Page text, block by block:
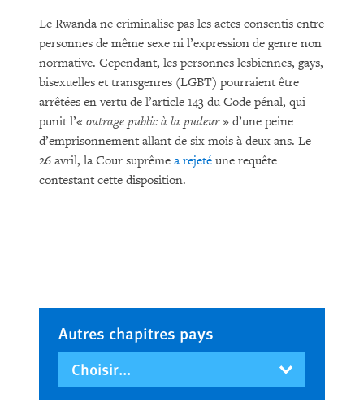
Le Rwanda ne criminalise pas les actes consentis entre
personnes de même sexe ni l’expression de genre non
normative. Cependant, les personnes lesbiennes, gays,
bisexuelles et transgenres (LGBT) pourraient être
arrêtées en vertu de l’article 143 du Code pénal, qui
punit l’« outrage public à la pudeur» d’une peine
d’emprisonnement allant de six mois à deux ans. Le
26 avril, la Cour suprême a rejeté une requête
contestant cette disposition.
Autres chapitres pays